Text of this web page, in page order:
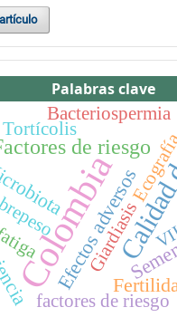
Palabras clave
Colombia
de riesgo
Efectos adversos
factores de riesgo
Giardiasis
Tortícolis
Bacteriospermia